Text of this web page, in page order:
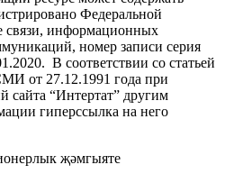
Федеральной
связи, информационных
номер записи серия
В соответствии со статьей
от 27.12.1991 года при
сайта “Интертат” другим
гиперссылка на него
җәмгыяте